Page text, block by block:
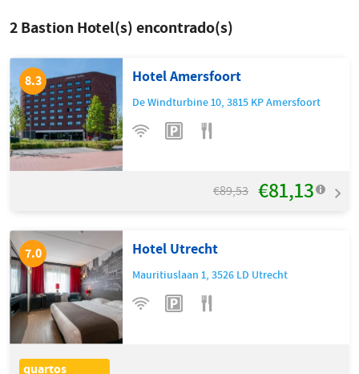
2Bastion Hotel(s) encontrado(s)
8.3 Hotel Amersfoort
De Windturbine 10,3815 KPAmersfoort
€89,53 €81,13
7.0 Hotel Utrecht
Mauritiuslaan 1,3526 LD Utrecht
quartos